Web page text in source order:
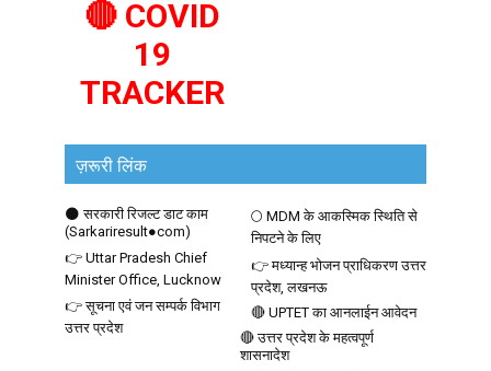
🔴 COVID
19
TRACKER
ज़रूरी लिंक
🌑 सरकारी रिजल्ट डाट काम
(Sarkariresult●com)
🌕 MDM के आकस्मिक स्थिति से
निपटने के लिए
👉 Uttar Pradesh Chief
Minister Office, Lucknow
👉 मध्यान्ह भोजन प्राधिकरण उत्तर
प्रदेश, लखनऊ
👉 सूचना एवं जन सम्पर्क विभाग
उत्तर प्रदेश
🔴 UPTET का आनलाईन आवेदन
🔴 उत्तर प्रदेश के महत्वपूर्ण
शासनादेश